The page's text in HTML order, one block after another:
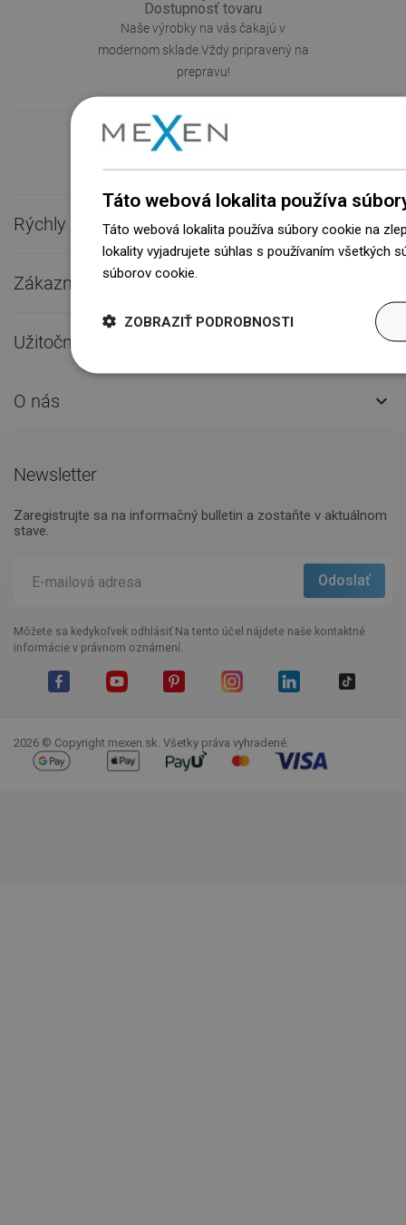
Dostupnosť tovaru
Naše výrobky na vás čakajú v
modernom sklade.Vždy pripravený na
prepravu!
Rýchly kontakt 
Zákaznícky servis
Užitočné odkazy 
O nás 
Newsletter
Zaregistrujte sa na informačný bulletin a zostaňte v aktuálnom
stave.
Môžete sa kedykoľvek odhlásiť.Na tento účel nájdete naše kontaktné
informácie v právnom oznámení.
2026 © Copyright mexen.sk. Všetky práva vyhradené.
Táto webová lokalita používa
Táto webová lokalita používa súbory cookie na
lokality vyjadrujete súhlas s používaním všetkých
súborov cookie.
ZOBRAZIŤ PODROBNOSTI